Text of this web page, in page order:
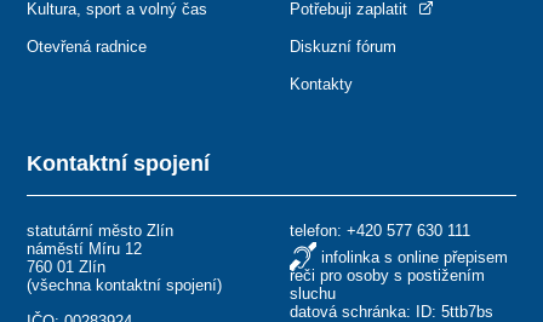
Kontaktní spojení
statutární město Zlín
náměstí Míru 12
760 01 Zlín
(všechna kontaktní spojení)
telefon: +420 577 630 111
infolinka s online přepisem
řeči pro osoby s postižením
sluchu
datová schránka: ID: 5ttb7bs
Kultura, sport a volný čas
Otevřená radnice
Potřebuji zaplatit
Diskuzní fórum
Kontakty